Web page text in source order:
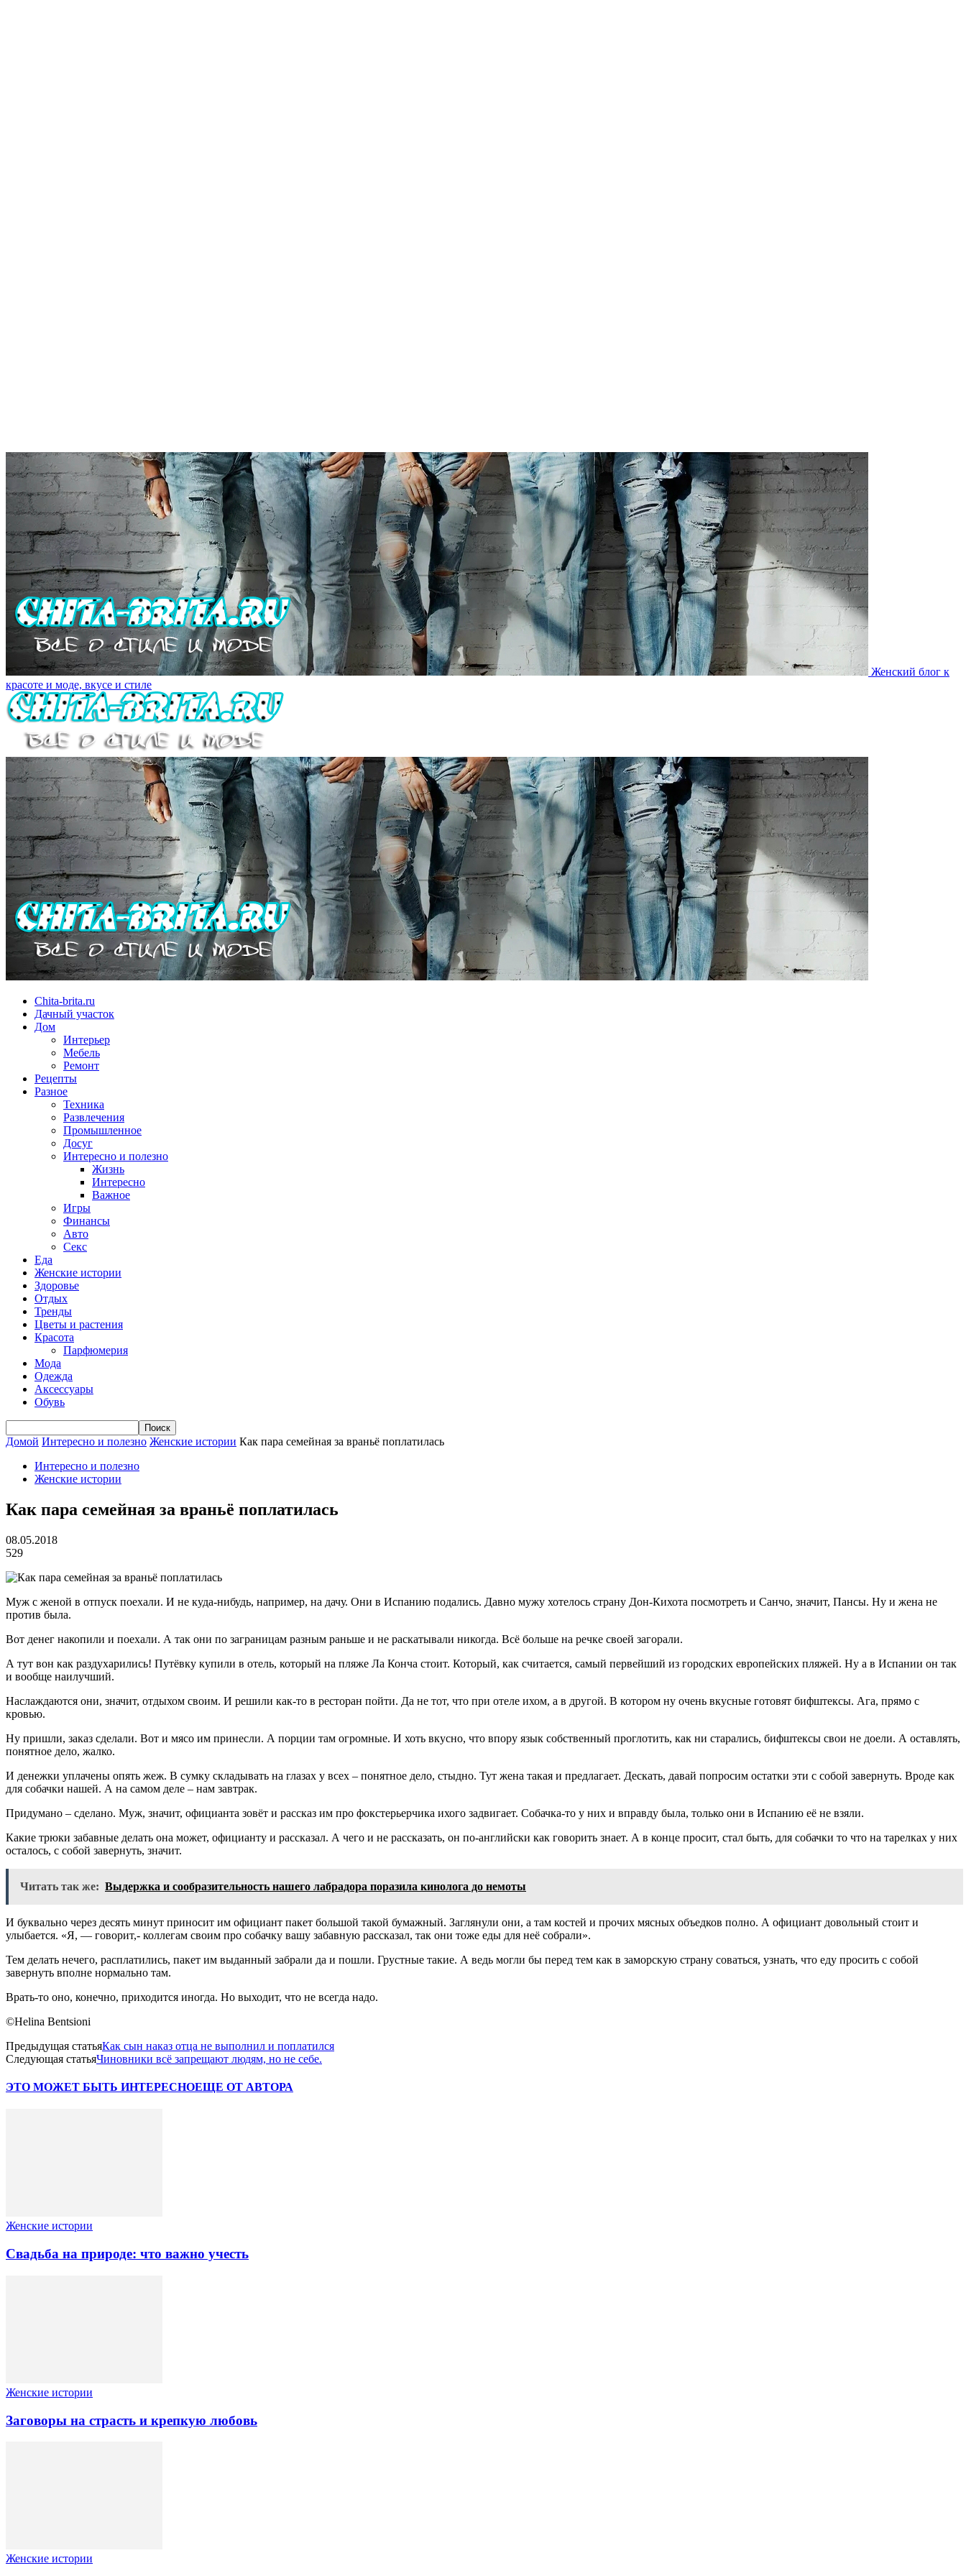
Женский блог к
красоте и моде, вкусе и стиле
Chita-brita.ru
Дачный участок
Дом
Интерьер
Мебель
Ремонт
Рецепты
Разное
Техника
Развлечения
Промышленное
Досуг
Интересно и полезно
Жизнь
Интересно
Важное
Игры
Финансы
Авто
Секс
Еда
Женские истории
Здоровье
Отдых
Тренды
Цветы и растения
Красота
Парфюмерия
Мода
Одежда
Аксессуары
Обувь
Домой Интересно и полезно Женские истории Как пара семейная за враньё поплатилась
Интересно и полезно
Женские истории
Как пара семейная за враньё поплатилась
08.05.2018
529
Муж с женой в отпуск поехали. И не куда-нибудь, например, на дачу. Они в Испанию подались. Давно мужу хотелось страну Дон-Кихота посмотреть и Санчо, значит, Пансы. Ну и жена не
против была.
Вот денег накопили и поехали. А так они по заграницам разным раньше и не раскатывали никогда. Всё больше на речке своей загорали.
А тут вон как раздухарились! Путёвку купили в отель, который на пляже Ла Конча стоит. Который, как считается, самый первейший из городских европейских пляжей. Ну а в Испании он так
и вообще наилучший.
Наслаждаются они, значит, отдыхом своим. И решили как-то в ресторан пойти. Да не тот, что при отеле ихом, а в другой. В котором ну очень вкусные готовят бифштексы. Ага, прямо с
кровью.
Ну пришли, заказ сделали. Вот и мясо им принесли. А порции там огромные. И хоть вкусно, что впору язык собственный проглотить, как ни старались, бифштексы свои не доели. А оставлять,
понятное дело, жалко.
И денежки уплачены опять жеж. В сумку складывать на глазах у всех – понятное дело, стыдно. Тут жена такая и предлагает. Дескать, давай попросим остатки эти с собой завернуть. Вроде как
для собачки нашей. А на самом деле – нам завтрак.
Придумано – сделано. Муж, значит, официанта зовёт и рассказ им про фокстерьерчика ихого задвигает. Собачка-то у них и вправду была, только они в Испанию её не взяли.
Какие трюки забавные делать она может, официанту и рассказал. А чего и не рассказать, он по-английски как говорить знает. А в конце просит, стал быть, для собачки то что на тарелках у них
осталось, с собой завернуть, значит.
Читать так же: Выдержка и сообразительность нашего лабрадора поразила кинолога до немоты
И буквально через десять минут приносит им официант пакет большой такой бумажный. Заглянули они, а там костей и прочих мясных объедков полно. А официант довольный стоит и
улыбается. «Я, — говорит,- коллегам своим про собачку вашу забавную рассказал, так они тоже еды для неё собрали».
Тем делать нечего, расплатились, пакет им выданный забрали да и пошли. Грустные такие. А ведь могли бы перед тем как в заморскую страну соваться, узнать, что еду просить с собой
завернуть вполне нормально там.
Врать-то оно, конечно, приходится иногда. Но выходит, что не всегда надо.
©Helina Bentsioni
Предыдущая статьяКак сын наказ отца не выполнил и поплатился
Следующая статьяЧиновники всё запрещают людям, но не себе.
ЭТО МОЖЕТ БЫТЬ ИНТЕРЕСНОЕЩЕ ОТ АВТОРА
Женские истории
Свадьба на природе: что важно учесть
Женские истории
Заговоры на страсть и крепкую любовь
Женские истории